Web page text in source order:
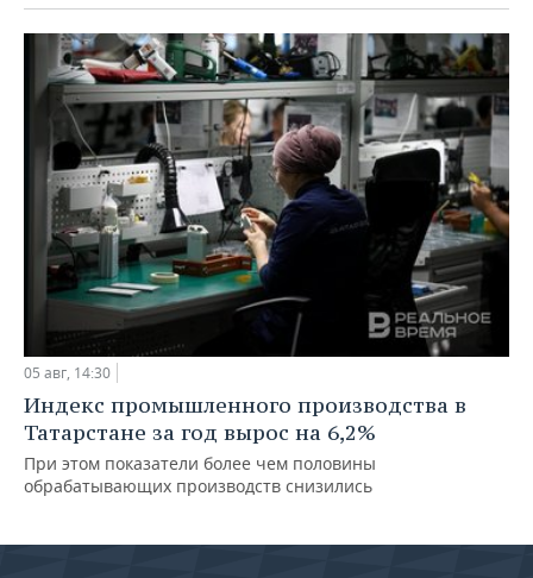
05 авг, 14:30
Индекс промышленного производства в
Татарстане за год вырос на 6,2%
При этом показатели более чем половины
обрабатывающих производств снизились